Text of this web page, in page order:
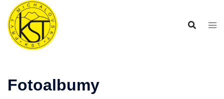
Preskočiť
obsah
Fotoalbumy